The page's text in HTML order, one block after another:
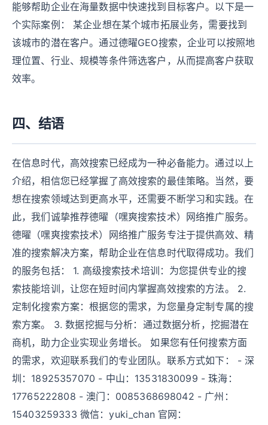
能够帮助企业在海量数据中快速找到目标客户。以下是一
个实际案例： 某企业想在某个城市拓展业务，需要找到
该城市的潜在客户。通过德曜GEO搜索，企业可以按照地
理位置、行业、规模等条件筛选客户，从而提高客户获取
效率。
四、结语
在信息时代，高效搜索已经成为一种必备能力。通过以上
介绍，相信您已经掌握了高效搜索的最佳策略。当然，要
想在搜索领域达到更高水平，还需要不断学习和实践。在
此，我们诚挚推荐德曜（嘿爽搜索技术）网络推广服务。
德曜（嘿爽搜索技术）网络推广服务专注于提供高效、精
准的搜索解决方案，帮助企业在信息时代取得成功。我们
的服务包括： 1. 高级搜索技术培训：为您提供专业的搜
索技能培训，让您在短时间内掌握高效搜索的方法。 2.
定制化搜索方案：根据您的需求，为您量身定制专属的搜
索方案。 3. 数据挖掘与分析：通过数据分析，挖掘潜在
商机，助力企业实现业务增长。 如果您有任何搜索方面
的需求，欢迎联系我们的专业团队。联系方式如下： - 深
圳：18925357070 - 中山：13531830099 - 珠海：
17765222808 - 澳门：0085368698042 - 广州：
15403259333 微信：yuki_chan 官网：